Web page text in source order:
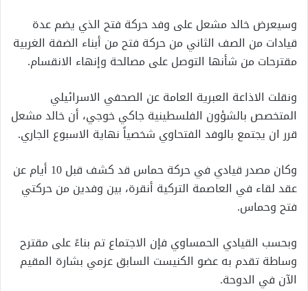
وسيعرض خالد مشعل على وفد حركة فتح الذي يضم عدة
قيادات من الصف الثاني من حركة فتح من أبناء الضفة الغربية
مقترحات من شأنها التوصل على مصالحة وإنهاء الانقسام.
ونقلت الاذاعة العبرية العامة عن الصحفي الاسرائيلي
المتخصص بالشؤون الفلسطينية جاكي خوجي، أن خالد مشعل
قرر ان يجتمع بالوفد الفتحاوي شخصياً نهاية الاسبوع الجاري.
وكان مصدر قيادي في حركة حماس قد كشف قبل 10 أيام عن
عقد لقاء في العاصمة التركية أنقرة، بين وفدين من حركتي
فتح وحماس.
وبحسب القيادي الحمساوي فإن الاجتماع تم بناءً على مقترح
وساطة تقدم به عضو الكنيست السابق عزمي بشارة المقيم
الآن في الدوحة.